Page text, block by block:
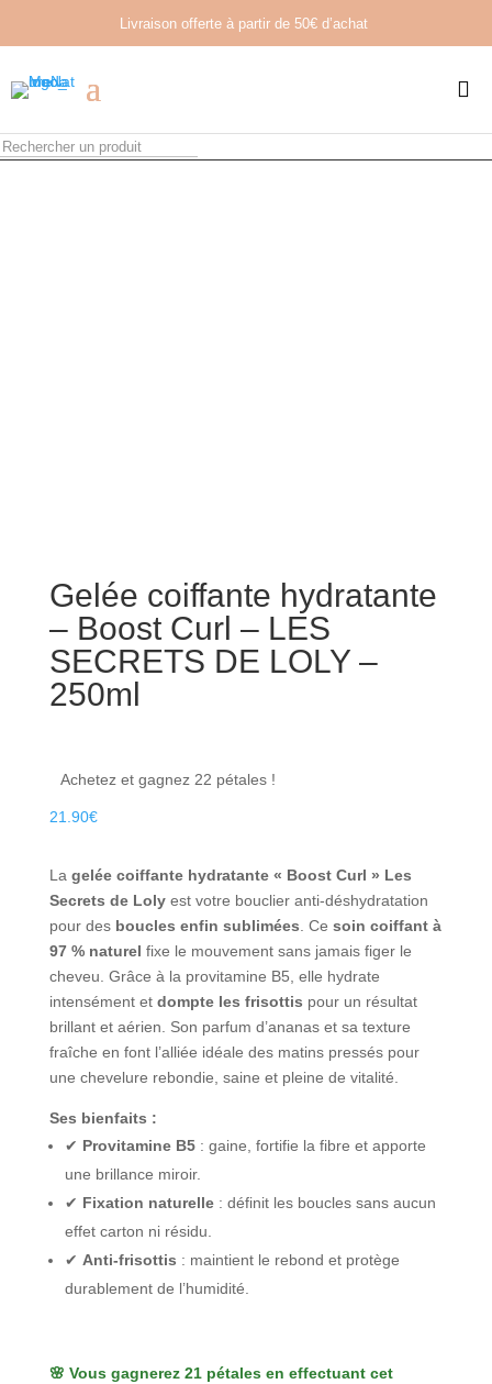
Livraison offerte à partir de 50€ d’achat

Gelée coiffante hydratante
– Boost Curl – LES
SECRETS DE LOLY –
250ml
Achetez et gagnez 22 pétales !
21.90€
La gelée coiffante hydratante « Boost Curl » Les
Secrets de Lolyest votre bouclier anti-déshydratation
pour des boucles enfin sublimées . Ce soin coiffant à
97 % naturel fixe le mouvement sans jamais figer le
cheveu. Grâce à la provitamine B5, elle hydrate
intensément et dompte les frisottis pour un résultat
brillant et aérien. Son parfum d’ananas et sa texture
fraîche en font l’alliée idéale des matins pressés pour
une chevelure rebondie, saine et pleine de vitalité.
Ses bienfaits :
✔ Provitamine B5: gaine, fortifie la fibre et apporte
une brillance miroir.
✔ Fixation naturelle: définit les boucles sans aucun
effet carton ni résidu.
✔ Anti-frisottis : maintient le rebond et protège
durablement de l’humidité.
🌸 Vous gagnerez 21 pétales en effectuant cet